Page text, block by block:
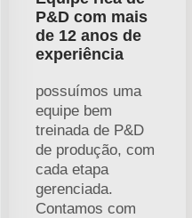
P&D com mais
de 12 anos de
experiência
possuímos uma
equipe bem
treinada de P&D
de produção, com
cada etapa
gerenciada.
Contamos com